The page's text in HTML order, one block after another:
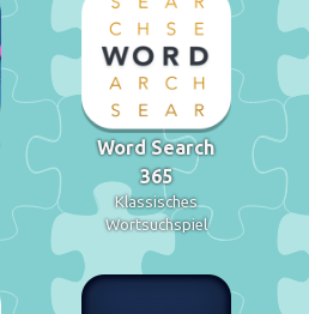
Word Search
365
Klassisches
Wortsuchspiel